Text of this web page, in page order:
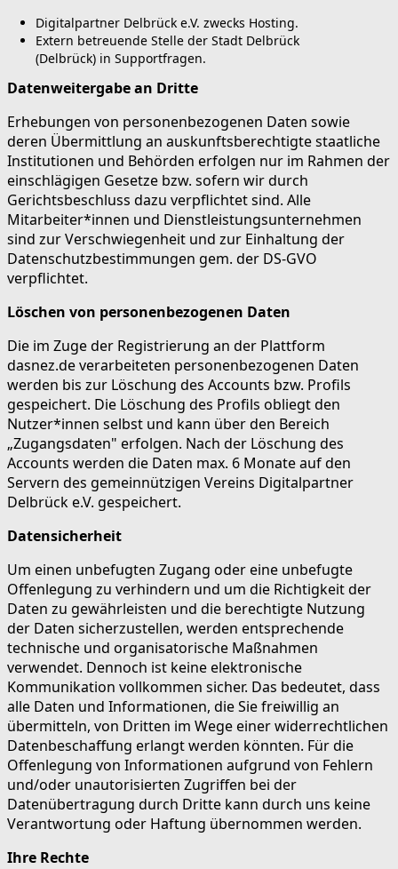
Digitalpartner Delbrück e.V. zwecks Hosting.
Extern betreuende Stelle der Stadt Delbrück
(Delbrück) in Supportfragen.
Datenweitergabe an Dritte
Erhebungen von personenbezogenen Daten sowie
deren Übermittlung an auskunftsberechtigte staatliche
Institutionen und Behörden erfolgen nur im Rahmen der
einschlägigen Gesetze bzw. sofern wir durch
Gerichtsbeschluss dazu verpflichtet sind. Alle
Mitarbeiter*innen und Dienstleistungsunternehmen
sind zur Verschwiegenheit und zur Einhaltung der
Datenschutzbestimmungen gem. der DS-GVO
verpflichtet.
Löschen von personenbezogenen Daten
Die im Zuge der Registrierung an der Plattform
dasnez.de verarbeiteten personenbezogenen Daten
werden bis zur Löschung des Accounts bzw. Profils
gespeichert. Die Löschung des Profils obliegt den
Nutzer*innen selbst und kann über den Bereich
„Zugangsdaten" erfolgen. Nach der Löschung des
Accounts werden die Daten max. 6 Monate auf den
Servern des gemeinnützigen Vereins Digitalpartner
Delbrück e.V. gespeichert.
Datensicherheit
Um einen unbefugten Zugang oder eine unbefugte
Offenlegung zu verhindern und um die Richtigkeit der
Daten zu gewährleisten und die berechtigte Nutzung
der Daten sicherzustellen, werden entsprechende
technische und organisatorische Maßnahmen
verwendet. Dennoch ist keine elektronische
Kommunikation vollkommen sicher. Das bedeutet, dass
alle Daten und Informationen, die Sie freiwillig an
übermitteln, von Dritten im Wege einer widerrechtlichen
Datenbeschaffung erlangt werden könnten. Für die
Offenlegung von Informationen aufgrund von Fehlern
und/oder unautorisierten Zugriffen bei der
Datenübertragung durch Dritte kann durch uns keine
Verantwortung oder Haftung übernommen werden.
Ihre Rechte